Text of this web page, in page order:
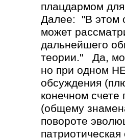
плацдармом
Далее: "В этом
может
дальнейшего
теории." Да,
но при одном
обсуждения
конечном
(общему
повороте